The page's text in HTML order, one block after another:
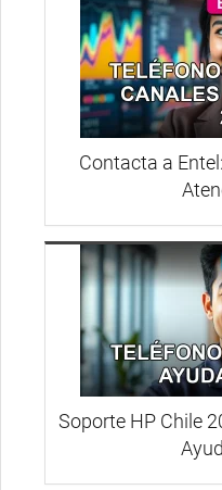
Contacta a
Soporte HP Chile